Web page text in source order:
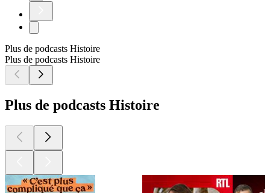
Plus de podcasts Histoire
Plus de podcasts Histoire
Plus de podcasts Histoire